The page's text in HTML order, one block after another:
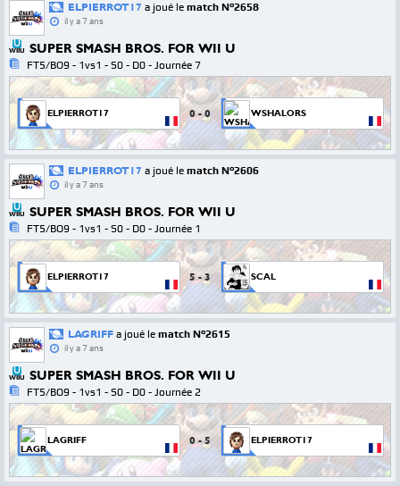
ELPIERROT17 a joué le match N°2658
il y a 7 ans
WIIU SUPER SMASH BROS. FOR WII U
FT5/BO9 - 1vs1 - S0 - D0 - Journée 7
ELPIERROT17 0-0 WSHALORS
ELPIERROT17 a joué le match N°2606
il y a 7 ans
WIIU SUPER SMASH BROS. FOR WII U
FT5/BO9 - 1vs1 - S0 - D0 - Journée 1
ELPIERROT17 5-3 SCAL
LAGRIFF a joué le match N°2615
il y a 7 ans
WIIU SUPER SMASH BROS. FOR WII U
FT5/BO9 - 1vs1 - S0 - D0 - Journée 2
LAGRIFF 0-5 ELPIERROT17